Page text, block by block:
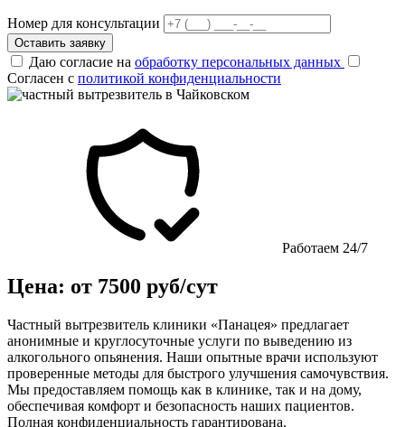
Номер для консультации
Оставить заявку
Даю согласие на обработку персональных данных
Согласен с политикой конфиденциальности
Работаем 24/7
Цена: от 7500 руб/сут
Частный вытрезвитель клиники «Панацея» предлагает
анонимные и круглосуточные услуги по выведению из
алкогольного опьянения. Наши опытные врачи используют
проверенные методы для быстрого улучшения самочувствия.
Мы предоставляем помощь как в клинике, так и на дому,
обеспечивая комфорт и безопасность наших пациентов.
Полная конфиденциальность гарантирована.